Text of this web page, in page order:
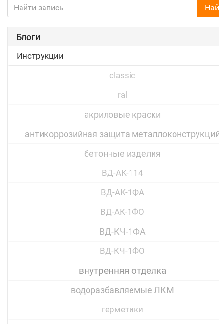
Блоги
Инструкции
classic
ral
акриловые краски
антикоррозийная защита
бетонные изделия
ВД-АК-114
ВД-АК-1ФА
ВД-АК-1ФО
ВД-КЧ-1ФА
ВД-КЧ-1ФО
внутренняя отделка
водоразбавляемые ЛКМ
герметики